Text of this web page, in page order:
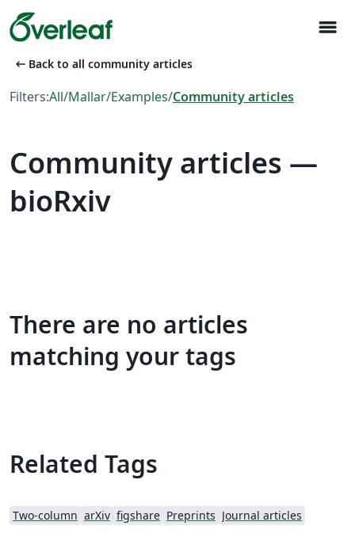
menu
arrow_left_alt Back to all community articles
Filters:All/Mallar/Examples/Community articles
Community articles —
bioRxiv
There are no articles
matching your tags
Related Tags
Two-column arXiv figshare Preprints Journal articles